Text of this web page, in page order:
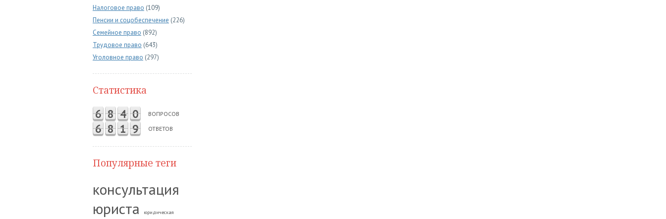
Налоговое право (109)
Пенсии и соцобеспечение (226)
Семейное право (892)
Трудовое право (643)
Уголовное право (297)
Статистика
6 8 4 0 ВОПРОСОВ
6 8 1 9 ОТВЕТОВ
Популярные теги
консультация
юриста
юридическая